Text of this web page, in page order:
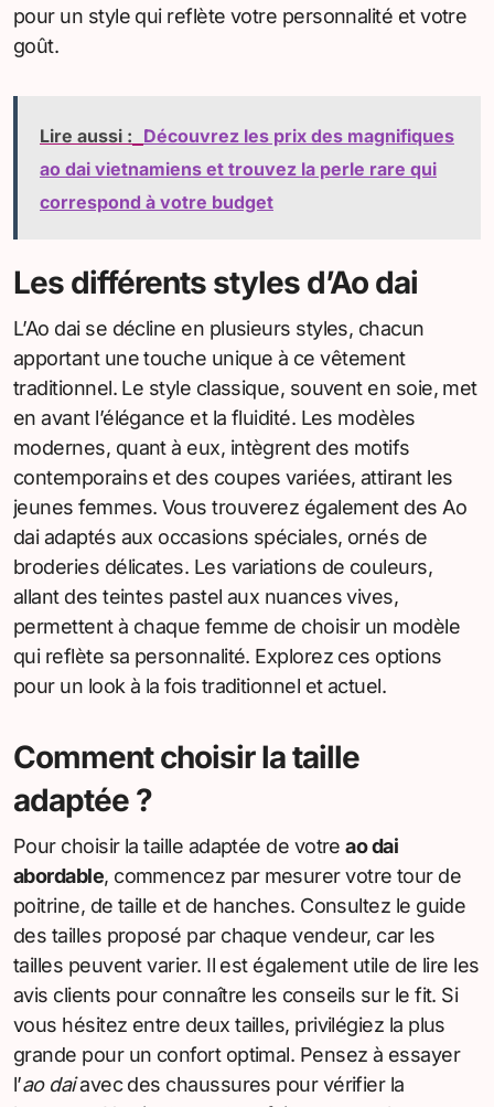
pour un style qui reflète votre personnalité et votre
goût.
Lire aussi : Découvrez les prix des magnifiques
ao dai vietnamiens et trouvez la perle rare qui
correspond à votre budget
Les différents styles d’Ao dai
L’Ao dai se décline en plusieurs styles, chacun
apportant une touche unique à ce vêtement
traditionnel. Le style classique, souvent en soie, met
en avant l’élégance et la fluidité. Les modèles
modernes, quant à eux, intègrent des motifs
contemporains et des coupes variées, attirant les
jeunes femmes. Vous trouverez également des Ao
dai adaptés aux occasions spéciales, ornés de
broderies délicates. Les variations de couleurs,
allant des teintes pastel aux nuances vives,
permettent à chaque femme de choisir un modèle
qui reflète sa personnalité. Explorez ces options
pour un look à la fois traditionnel et actuel.
Comment choisir la taille
adaptée ?
Pour choisir la taille adaptée de votreao dai
abordable, commencez par mesurer votre tour de
poitrine, de taille et de hanches. Consultez le guide
des tailles proposé par chaque vendeur, car les
tailles peuvent varier. Il est également utile de lire les
avis clients pour connaître les conseils sur le fit. Si
vous hésitez entre deux tailles, privilégiez la plus
grande pour un confort optimal. Pensez à essayer
l’ao daiavec des chaussures pour vérifier la